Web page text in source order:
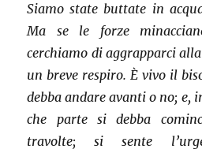
Siamo state buttate in
Ma se le forze
cerchiamo di aggrapparci
un breve respiro. È vivo il
debba andare avanti o no; e,
che parte si debba
travolte; si sente